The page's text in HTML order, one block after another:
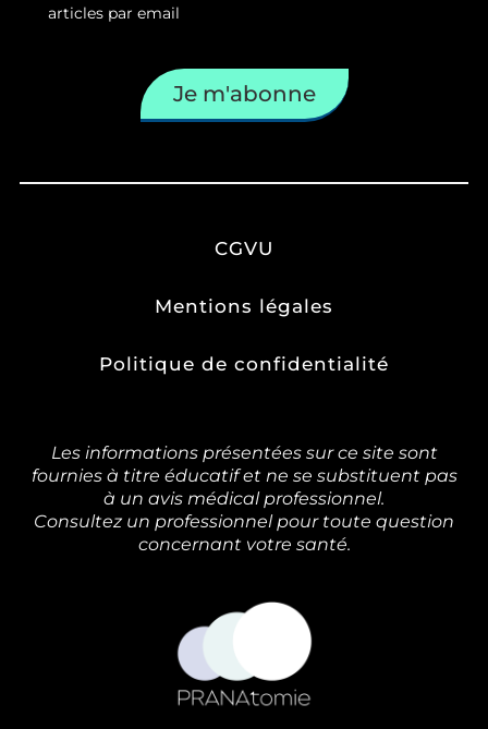
articles par email
Je m'abonne
CGVU
Mentions légales
Politique de confidentialité
Les informations présentées sur ce site sont
fournies à titre éducatif et ne se substituent pas
à un avis médical professionnel.
Consultez un professionnel pour toute question
concernant votre santé.